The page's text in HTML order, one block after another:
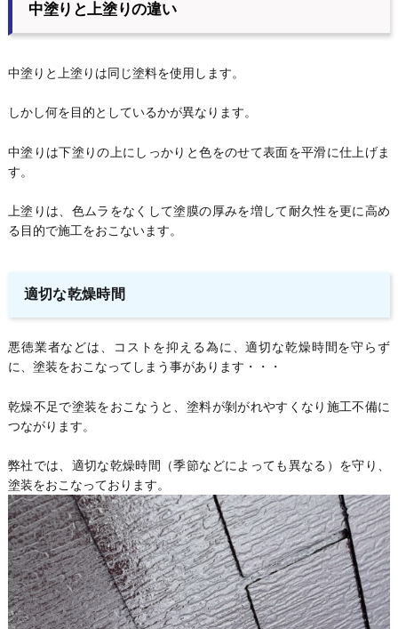
中塗りと上塗りの違い
中塗りと上塗りは同じ塗料を使用します。
しかし何を目的としているかが異なります。
中塗りは下塗りの上にしっかりと色をのせて表面を平滑に仕上げま
す。
上塗りは、色ムラをなくして塗膜の厚みを増して耐久性を更に高め
る目的で施工をおこないます。
適切な乾燥時間
悪徳業者などは、コストを抑える為に、適切な乾燥時間を守らず
に、塗装をおこなってしまう事があります・・・
乾燥不足で塗装をおこなうと、塗料が剝がれやすくなり施工不備に
つながります。
弊社では、適切な乾燥時間（季節などによっても異なる）を守り、
塗装をおこなっております。